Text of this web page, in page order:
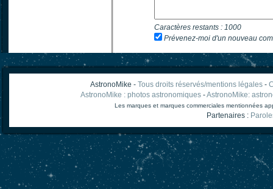
Caractères restants : 1000
Prévenez-moi d'un nouveau
AstronoMike - Tous droits réservés/mentions légales-
AstronoMike : photos astronomiques -AstronoMike:
Les marques et marques commerciales mentionnées
Partenaires :